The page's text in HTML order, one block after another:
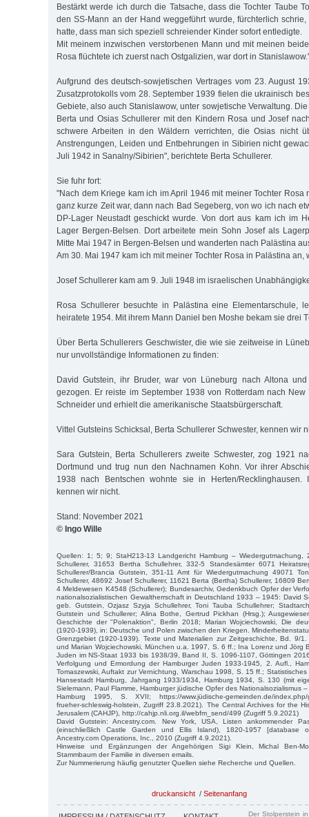
Bestärkt werde ich durch die Tatsache, dass die Tochter Taube
den SS-Mann an der Hand weggeführt wurde, fürchterlich
hatte, dass man sich speziell schreiender Kinder sofort entledigte.
Mit meinem inzwischen verstorbenen Mann und mit meinen
Rosa flüchtete ich zuerst nach Ostgalizien, war dort in
Aufgrund des deutsch-sowjetischen Vertrages vom 23. August
Zusatzprotokolls vom 28. September 1939 fielen die ukrainisch
Gebiete, also auch Stanislawow, unter sowjetische Verwaltung.
Berta und Osias Schullerer mit den Kindern Rosa und Josef
schwere Arbeiten in den Wäldern verrichten, die Osias nicht
Anstrengungen, Leiden und Entbehrungen in Sibirien nicht
Juli 1942 in Sanalny/Sibirien", berichtete Berta Schullerer.
Sie fuhr fort:
"Nach dem Kriege kam ich im April 1946 mit meiner Tochter Rosa
ganz kurze Zeit war, dann nach Bad Segeberg, von wo ich nach
DP-Lager Neustadt geschickt wurde. Von dort aus kam ich im
Lager Bergen-Belsen. Dort arbeitete mein Sohn Josef als
Mitte Mai 1947 in Bergen-Belsen und wanderten nach Palästina
Am 30. Mai 1947 kam ich mit meiner Tochter Rosa in Palästina an,
Josef Schullerer kam am 9. Juli 1948 im israelischen
Rosa Schullerer besuchte in Palästina eine Elementarschule,
heiratete 1954. Mit ihrem Mann Daniel ben Moshe bekam sie drei
Über Berta Schullerers Geschwister, die wie sie zeitweise in
nur unvollständige Informationen zu finden:
David Gutstein, ihr Bruder, war von Lüneburg nach Altona
gezogen. Er reiste im September 1938 von Rotterdam nach New
Schneider und erhielt die amerikanische Staatsbürgerschaft.
Vittel Gutsteins Schicksal, Berta Schullerer Schwester, kennen wir
Sara Gutstein, Berta Schullerers zweite Schwester, zog 1921
Dortmund und trug nun den Nachnamen Kohn. Vor ihrer
1938 nach Bentschen wohnte sie in Herten/Recklinghausen.
kennen wir nicht.
Stand: November 2021
© Ingo Wille
Quellen: 1; 5; 9; StaH213-13 Landgericht Hamburg – Wiedergutmachung,
Schullerer, 31653 Bertha Schullehrer, 332-5 Standesämter 6071
Schullerer/Brancia Gutstein, 351-11 Amt für Wiedergutmachung 49071
Schullerer, 48692 Josef Schullerer, 11621 Berta (Bertha) Schullerer, 16809
4 Meldewesen K4548 (Schullerer); Bundesarchiv, Gedenkbuch Opfer der
nationalsozialistischen Gewaltherrschaft in Deutschland 1933 – 1945: David
geb. Gutstein, Ozjasz Szyja Schullehrer, Toni Tauba Schullehrer;
Gutstein und Schullerer; Alina Bothe, Gertrud Pickhan (Hrsg.);
Geschichte der "Polenaktion", Berlin 2018; Marian Wojciechowski, Die
(1920-1939), in: Deutsche und Polen zwischen den Kriegen.
Grenzgebiet (1920-1939). Texte und Materialien zur Zeitgeschichte, Bd. 9/
und Marian Wojciechowski, München u.a. 1997, S. 6 ff.; Ina Lorenz und Jörg
Juden im NS-Staat 1933 bis 1938/39, Band II, S. 1096-1107, Göttingen
Verfolgung und Ermordung der Hamburger Juden 1933-1945, 2. Aufl.,
Tomaszewski, Auftakt zur Vernichtung, Warschau 1998, S. 15 ff.;
Hansestadt Hamburg, Jahrgang 1933/1934, Hamburg 1934, S. 130 (mit
Sielemann, Paul Flamme, Hamburger jüdische Opfer des Nationalsozialismus
Hamburg 1995, S. XVII; https://www.jüdische-gemeinden.de/index.php/
frueher-schleswig-holstein, Zugriff 23.8.2021). The Central Archives for the
Jerusalem (CAHJP), http://cahjp.nli.org.il/webfm_send/499 (Zugriff 5.9.2021)
David Gutstein: Ancestry.com. New York, USA, Listen ankommender
(einschließlich Castle Garden und Ellis Island), 1820-1957 [database
Ancestry.com Operations, Inc., 2010 (Zugriff 4.9.2021).
Hinweise und Ergänzungen der Angehörigen Sigi Klein, Michal Ben-
Stammbaum der Familie in diversen emails.
Zur Nummerierung häufig genutzter Quellen siehe Recherche und Quellen.
druckansicht / Seitenanfang
Der Stolperstein